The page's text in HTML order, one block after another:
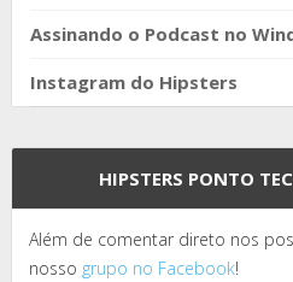
Assinando o Podcast no
Instagram do Hipsters
HIPSTERS PONTO
Além de comentar direto nos
nosso grupo no Facebook!